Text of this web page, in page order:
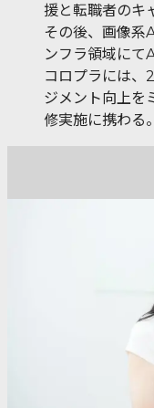
援と転職者のキ
その後、画像系
ンフラ領域にて
コロプラには、
ジメント向上を
修実施に携わる。